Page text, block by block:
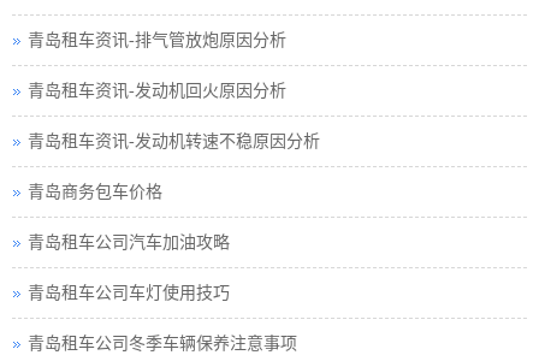
青岛租车资讯-排气管放炮原因分析
青岛租车资讯-发动机回火原因分析
青岛租车资讯-发动机转速不稳原因分析
青岛商务包车价格
青岛租车公司汽车加油攻略
青岛租车公司车灯使用技巧
青岛租车公司冬季车辆保养注意事项